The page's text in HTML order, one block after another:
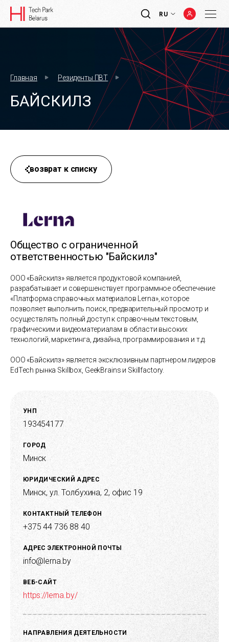
RU
Главная Резиденты ПВТ
БАЙСКИЛЗ
Общество с ограниченной
ответственностью "Байскилз"
ООО «Байскилз» является продуктовой компанией,
разрабатывает и совершенствует программное обеспечение
«Платформа справочных материалов Lerna», которое
позволяет выполнить поиск, предварительный просмотр и
осуществлять полный доступ к справочным текстовым,
графическим и видеоматериалам в области высоких
технологий, маркетинга, дизайна, программирования и т.д.
ООО «Байскилз» является эксклюзивным партнером лидеров
EdTech рынка Skillbox, GeekBrains и Skillfactory.
возврат к списку
УНП
193454177
ГОРОД
Минск
ЮРИДИЧЕСКИЙ АДРЕС
Минск, ул. Толбухина, 2, офис 19
КОНТАКТНЫЙ ТЕЛЕФОН
+375 44 736 88 40
АДРЕС ЭЛЕКТРОННОЙ ПОЧТЫ
info@lerna.by
ВЕБ-САЙТ
https://lerna.by/
НАПРАВЛЕНИЯ ДЕЯТЕЛЬНОСТИ